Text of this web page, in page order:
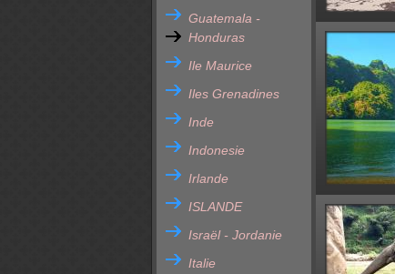
Guatemala -
Honduras
Ile Maurice
Iles Grenadines
Inde
Indonesie
Irlande
ISLANDE
Israël - Jordanie
Italie